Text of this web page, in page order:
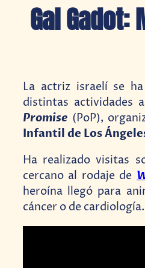
Gal
La actriz israelí se
distintas actividades
Promise (PoP),
Infantil de Los
Ha realizado visitas
cercano al rodaje de
heroína llegó para
cáncer o de cardiología.